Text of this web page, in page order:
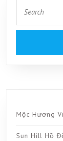
for:
Mộc Hương
Sun Hill Hồ